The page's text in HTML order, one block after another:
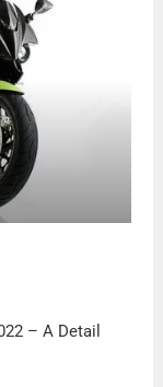
– A Detail